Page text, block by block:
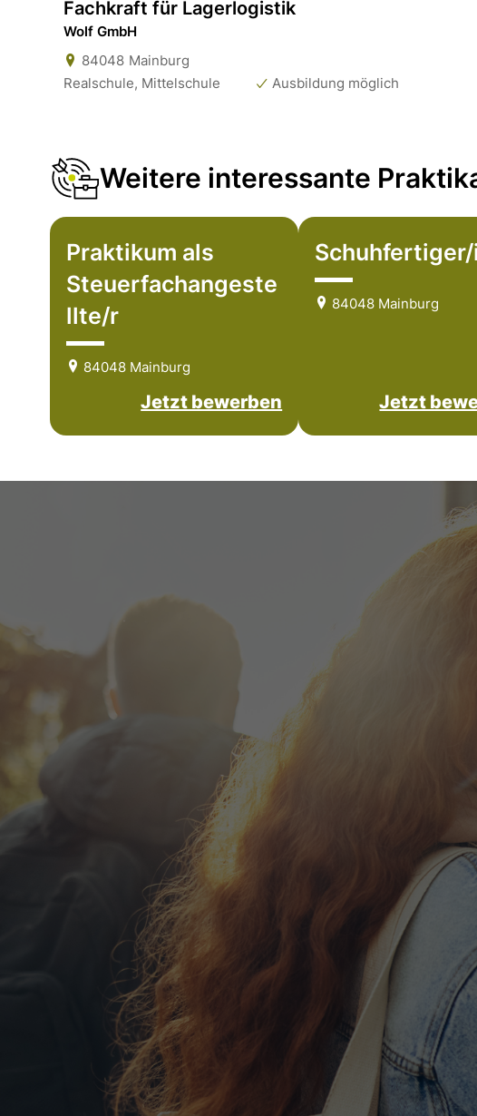
Fachkraft für Lagerlogistik
Wolf GmbH
84048 Mainburg
Realschule, Mittelschule
Ausbildung möglich
Weitere interessante
Praktikum als
Steuerfachangeste
llte/r
84048 Mainburg
Jetzt bewerben
84048 Mainburg
Jetzt